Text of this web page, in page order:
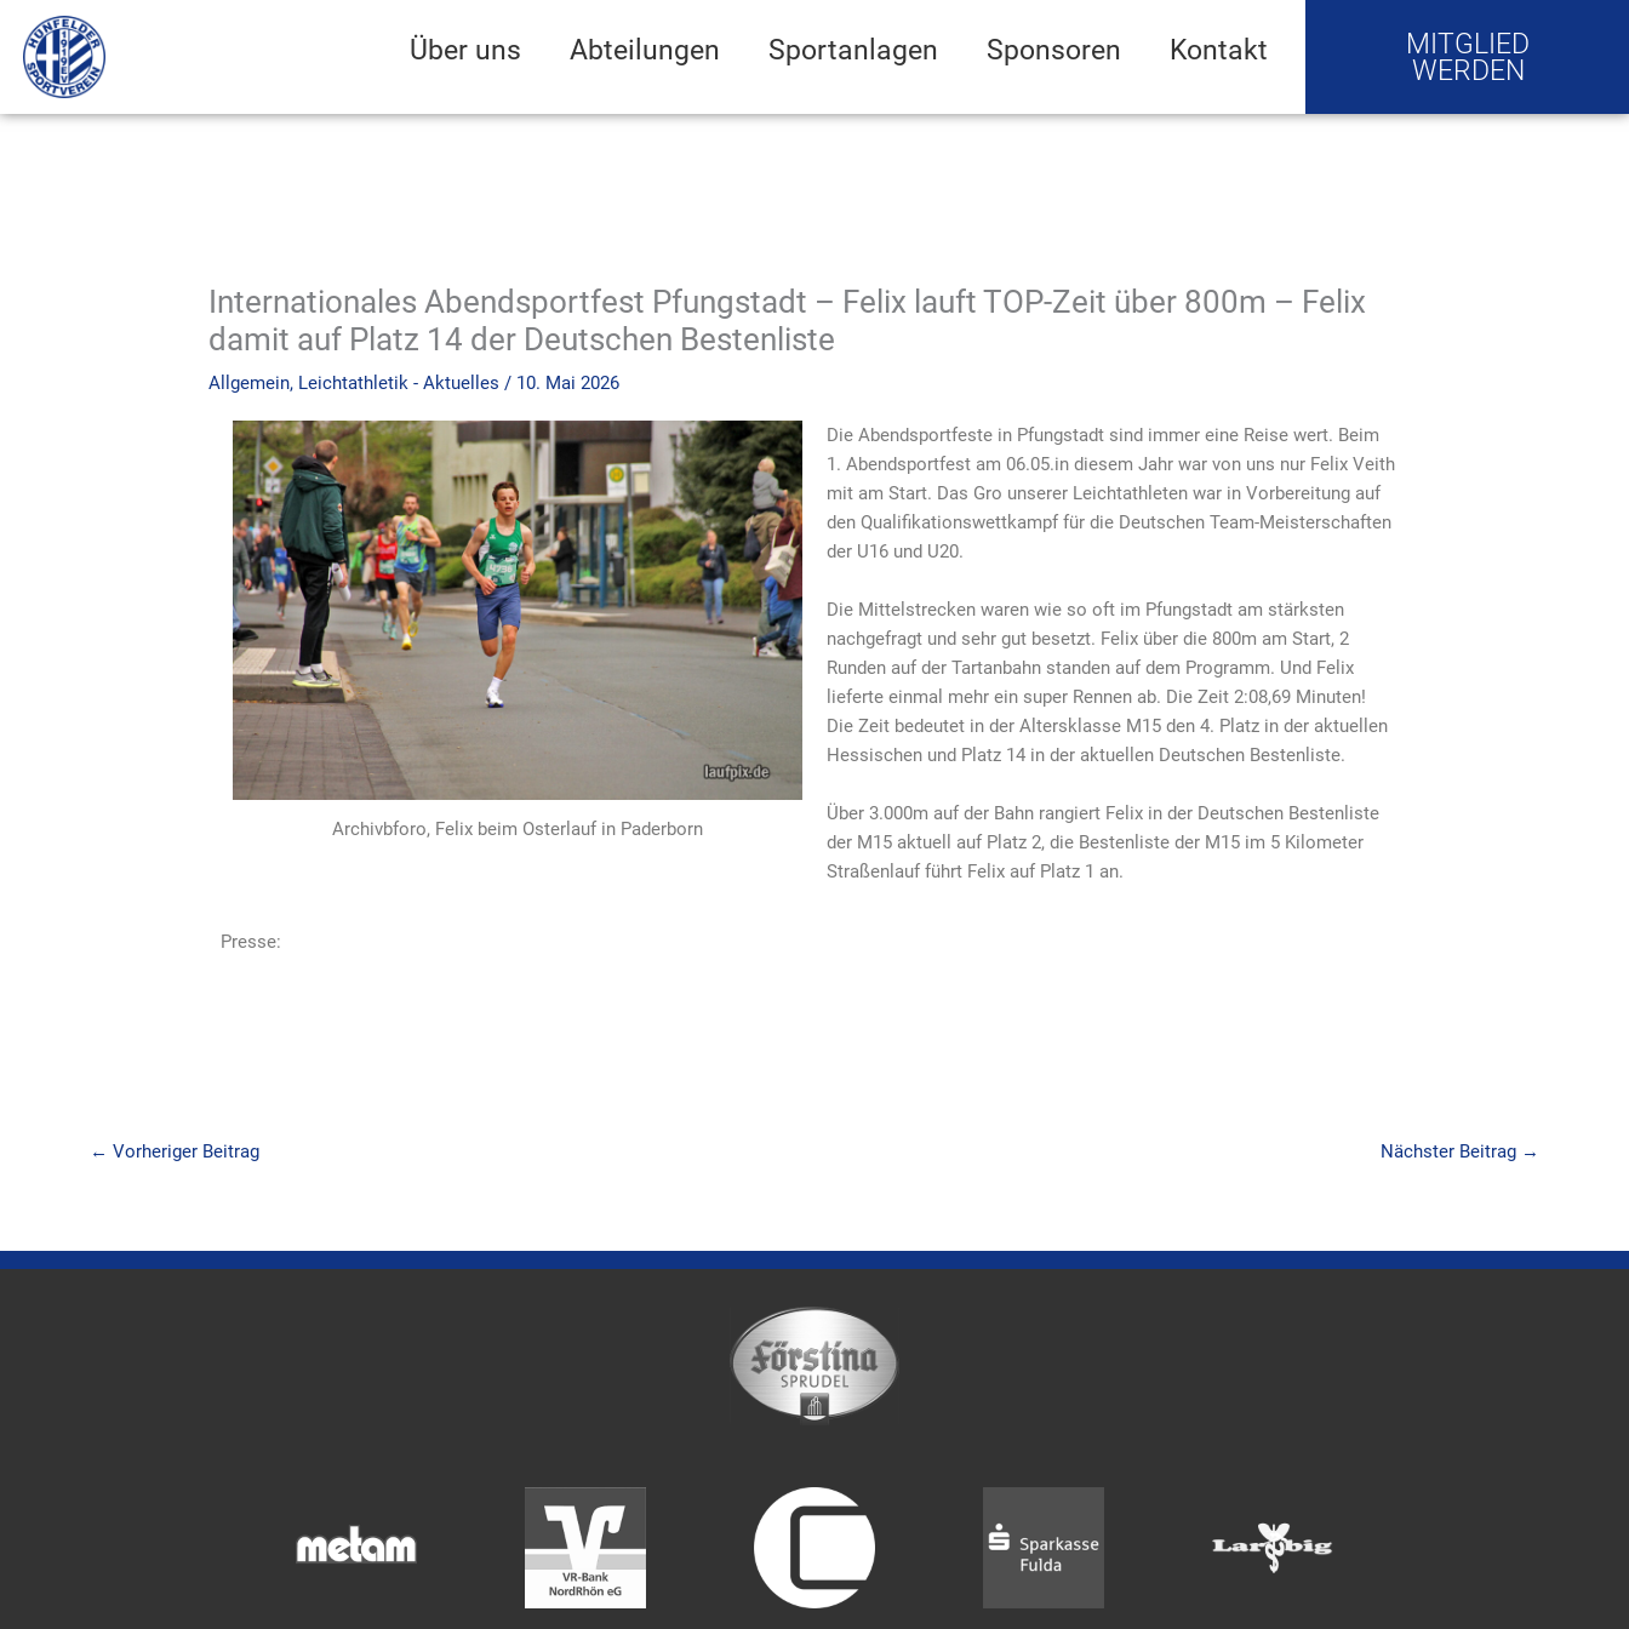
Inhalt
springen
Über uns Abteilungen Sportanlagen Sponsoren Kontakt
MITGLIED
WERDEN
Internationales Abendsportfest Pfungstadt – Felix lauft TOP-Zeit über 800m – Felix
damit auf Platz 14 der Deutschen Bestenliste
Allgemein, Leichtathletik - Aktuelles / 10. Mai 2026
Archivbforo, Felix beim Osterlauf in Paderborn
Die Abendsportfeste in Pfungstadt sind immer eine Reise wert. Beim
1. Abendsportfest am 06.05.in diesem Jahr war von uns nur Felix Veith
mit am Start. Das Gro unserer Leichtathleten war in Vorbereitung auf
den Qualifikationswettkampf für die Deutschen Team-Meisterschaften
der U16 und U20.
Die Mittelstrecken waren wie so oft im Pfungstadt am stärksten
nachgefragt und sehr gut besetzt. Felix über die 800m am Start, 2
Runden auf der Tartanbahn standen auf dem Programm. Und Felix
lieferte einmal mehr ein super Rennen ab. Die Zeit 2:08,69 Minuten!
Die Zeit bedeutet in der Altersklasse M15 den 4. Platz in der aktuellen
Hessischen und Platz 14 in der aktuellen Deutschen Bestenliste.
Über 3.000m auf der Bahn rangiert Felix in der Deutschen Bestenliste
der M15 aktuell auf Platz 2, die Bestenliste der M15 im 5 Kilometer
Straßenlauf führt Felix auf Platz 1 an.
Presse:
← Vorheriger Beitrag Nächster Beitrag →